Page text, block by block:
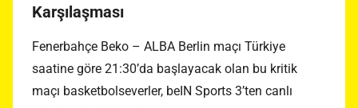
Karşılaşması
Fenerbahçe Beko – ALBA Berlin maçı Türkiye
saatine göre 21:30’da başlayacak olan bu kritik
maçı basketbolseverler, beIN Sports 3’ten canlı